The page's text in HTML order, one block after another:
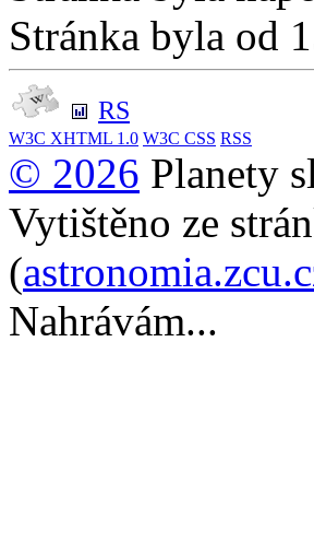
Stránka byla od
RS
W3C XHTML 1.0 W3C CSS RSS
© 2026 Planety
Vytištěno ze
(
Nahrávám...